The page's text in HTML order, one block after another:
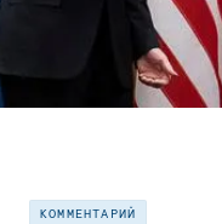
КОММЕНТАРИЙ